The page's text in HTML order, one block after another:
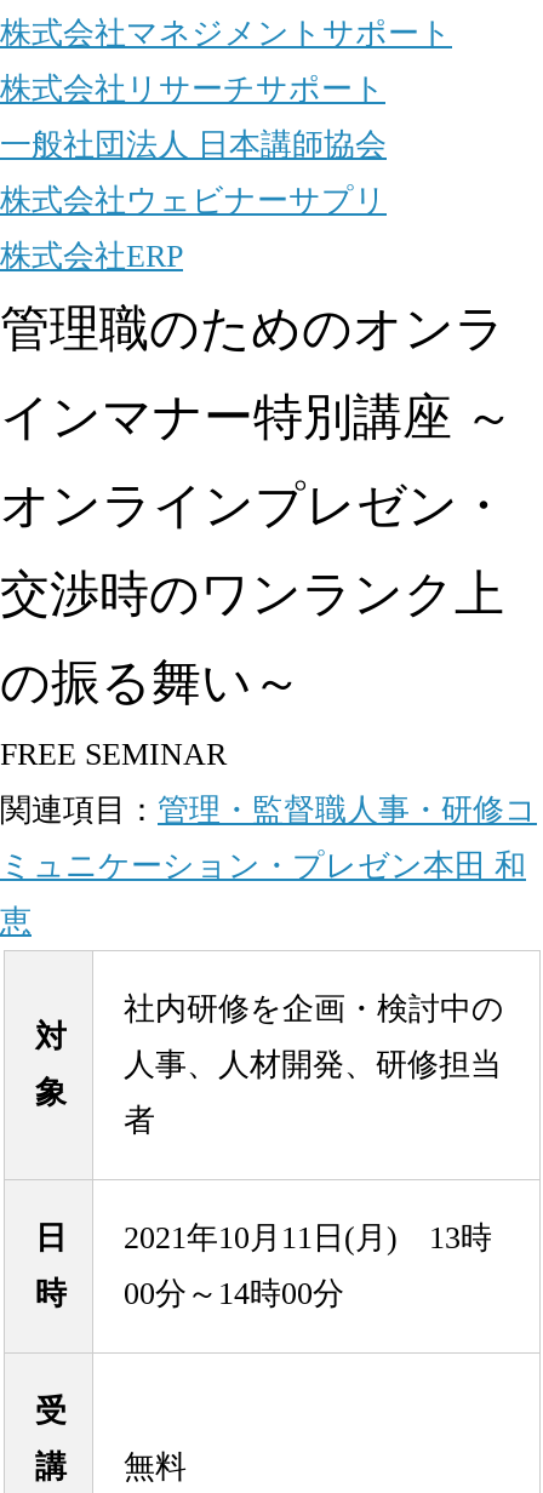
株式会社マネジメントサポート
株式会社リサーチサポート
一般社団法人 日本講師協会
株式会社ウェビナーサプリ
株式会社ERP
管理職のためのオンラ
インマナー特別講座 ～
オンラインプレゼン・
交渉時のワンランク上
の振る舞い～
FREE SEMINAR
関連項目： 管理・監督職人事・研修コ
ミュニケーション・プレゼン本田 和
恵
対
象
社内研修を企画・検討中の
人事、人材開発、研修担当
者
日
時
2021年10月11日(月) 13時
00分～14時00分
受
講
無料